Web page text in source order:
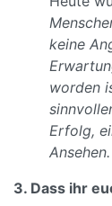
keine
worden
Erfolg,
Ansehen.
3. Dass ihr